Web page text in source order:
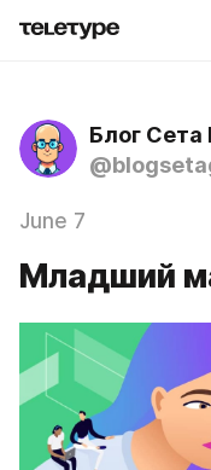
Блог Сета
June 7
Младший